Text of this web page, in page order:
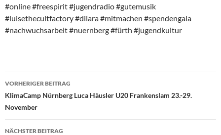
#online #freespirit #jugendradio #gutemusik
#luisethecultfactory #dilara #mitmachen #spendengala
#nachwuchsarbeit #nuernberg #fürth #jugendkultur
Beitragsnavigation
VORHERIGER BEITRAG
KlimaCamp Nürnberg Luca Häusler U20 Frankenslam 23.-29.
November
NÄCHSTER BEITRAG